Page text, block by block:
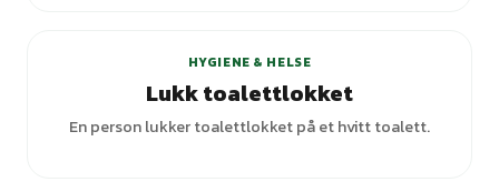
HYGIENE & HELSE
Lukk toalettlokket
En person lukker toalettlokket på et hvitt toalett.